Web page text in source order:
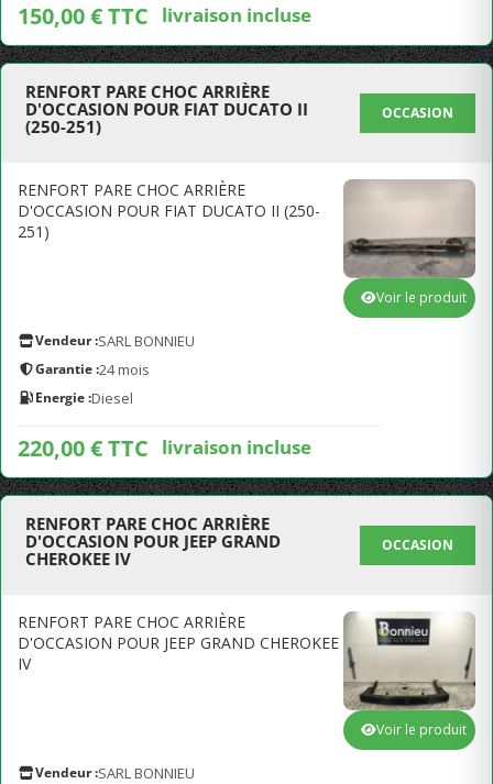
150,00 € TTC livraison incluse
RENFORT PARE CHOC ARRIÈRE
D'OCCASION POUR FIAT DUCATO II
(250-251)
OCCASION
RENFORT PARE CHOC ARRIÈRE
D'OCCASION POUR FIAT DUCATO II (250-
251)
Vendeur :SARL BONNIEU
Garantie :24 mois
Energie :Diesel
220,00 € TTC livraison incluse
Voir le produit
RENFORT PARE CHOC ARRIÈRE
D'OCCASION POUR JEEP GRAND
CHEROKEE IV
OCCASION
RENFORT PARE CHOC ARRIÈRE
D'OCCASION POUR JEEP GRAND CHEROKEE
IV
Vendeur :SARL BONNIEU
Voir le produit